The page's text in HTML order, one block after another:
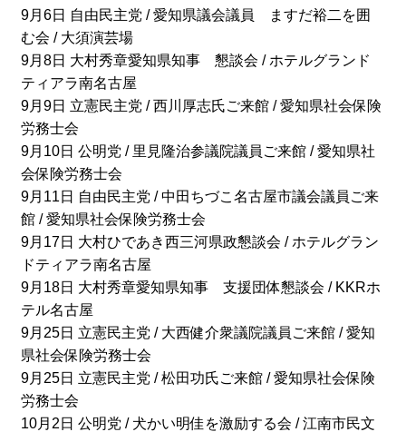
9月6日 自由民主党 / 愛知県議会議員 ますだ裕二を囲
む会 / 大須演芸場
9月8日 大村秀章愛知県知事 懇談会 / ホテルグランド
ティアラ南名古屋
9月9日 立憲民主党 / 西川厚志氏ご来館 / 愛知県社会保険
労務士会
9月10日 公明党 / 里見隆治参議院議員ご来館 / 愛知県社
会保険労務士会
9月11日 自由民主党 / 中田ちづこ名古屋市議会議員ご来
館 / 愛知県社会保険労務士会
9月17日 大村ひであき西三河県政懇談会 / ホテルグラン
ドティアラ南名古屋
9月18日 大村秀章愛知県知事 支援団体懇談会 / KKRホ
テル名古屋
9月25日 立憲民主党 / 大西健介衆議院議員ご来館 / 愛知
県社会保険労務士会
9月25日 立憲民主党 / 松田功氏ご来館 / 愛知県社会保険
労務士会
10月2日 公明党 / 犬かい明佳を激励する会 / 江南市民文